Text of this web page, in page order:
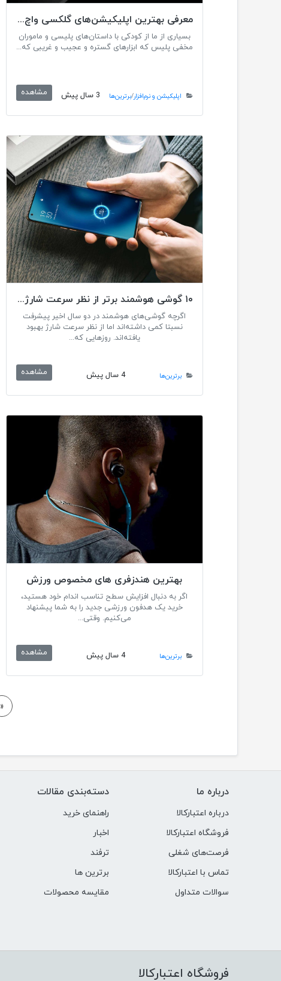
معرفی بهترین اپلیکیشن‌های گلکسی واچ سامسونگ
بسیاری از ما از کودکی با داستان‌های پلیسی و ماموران
مخفی پلیس که ابزارهای گستره و عجیب و غریبی که...
اپلیکیشن و نرم‌افزار/برترین‌ها 3 سال پیش مشاهده
۱۰ گوشی هوشمند برتر از نظر سرعت شارژ ۲۰۲۳
اگرچه گوشی‌های هوشمند در دو سال اخیر پیشرفت
نسبتا کمی داشته‌اند اما از نظر سرعت شارژ بهبود
یافته‌اند. روزهایی که...
برترین‌ها 4 سال پیش مشاهده
بهترین هندزفری های مخصوص ورزش
اگر به دنبال افزایش سطح تناسب اندام خود هستید،
خرید یک هدفون ورزشی جدید را به شما پیشنهاد
می‌کنیم. وقتی...
برترین‌ها 4 سال پیش مشاهده
»Next Page
درباره ما
درباره اعتبارکالا
فروشگاه اعتبارکالا
فرصت‌های شغلی
تماس با اعتبارکالا
سوالات متداول
دسته‌بندی مقالات
راهنمای خرید
اخبار
ترفند
برترین ها
مقایسه محصولات
فروشگاه اعتبارکالا